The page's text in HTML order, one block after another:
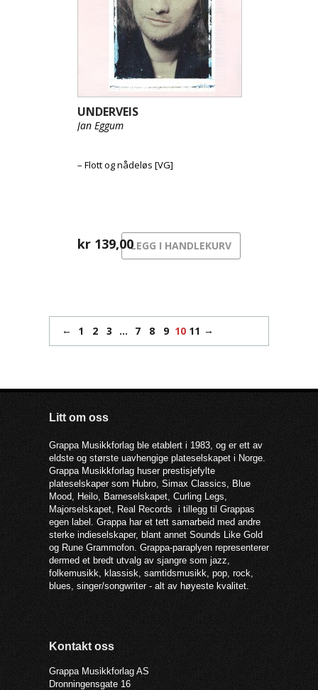
UNDERVEIS
Jan Eggum
– Flott og nådeløs [VG]
kr 139,00LEGG I HANDLEKURV
← 1 2 3 … 7 8 9 10 11 →
Litt om oss
Grappa Musikkforlag ble etablert i 1983, og er ett av
eldste og største uavhengige plateselskapet i Norge.
Grappa Musikkforlag huser prestisjefylte
plateselskaper som Hubro, Simax Classics, Blue
Mood, Heilo, Barneselskapet, Curling Legs,
Majorselskapet, Real Records i tillegg til Grappas
egen label. Grappa har et tett samarbeid med andre
sterke indieselskaper, blant annet Sounds Like Gold
og Rune Grammofon. Grappa-paraplyen representerer
dermed et bredt utvalg av sjangre som jazz,
folkemusikk, klassisk, samtidsmusikk, pop, rock,
blues, singer/songwriter - alt av høyeste kvalitet.
Kontakt oss
Grappa Musikkforlag AS
Dronningensgate 16